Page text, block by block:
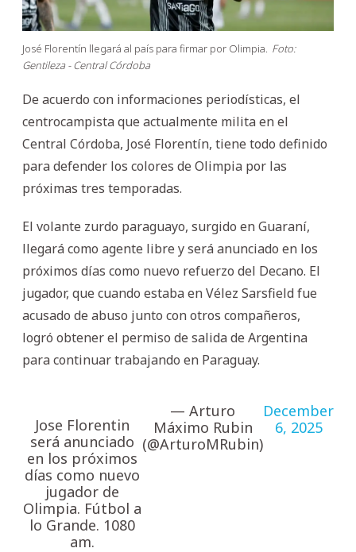
José Florentín llegará al país para firmar por Olimpia. Foto:
Gentileza - Central Córdoba
De acuerdo con informaciones periodísticas, el
centrocampista que actualmente milita en el
Central Córdoba, José Florentín, tiene todo definido
para defender los colores de Olimpia por las
próximas tres temporadas.
El volante zurdo paraguayo, surgido en Guaraní,
llegará como agente libre y será anunciado en los
próximos días como nuevo refuerzo del Decano. El
jugador, que cuando estaba en Vélez Sarsfield fue
acusado de abuso junto con otros compañeros,
logró obtener el permiso de salida de Argentina
para continuar trabajando en Paraguay.
Jose Florentin
será anunciado
en los próximos
días como nuevo
jugador de
Olimpia. Fútbol a
lo Grande. 1080
am.
— Arturo
Máximo Rubin
(@ArturoMRubin)
December
6, 2025